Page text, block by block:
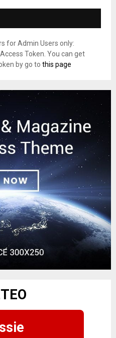
for Admin Users only:
Token. You can get
by go to this page